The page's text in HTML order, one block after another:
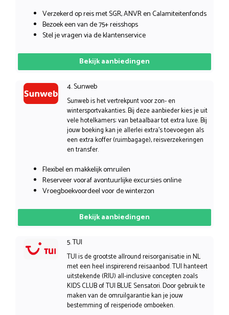
Verzekerd op reis met SGR, ANVR en Calamiteitenfonds
Bezoek een van de 75+ reisshops
Stel je vragen via de klantenservice
Bekijk aanbiedingen
4. Sunweb
Sunweb is het vertrekpunt voor zon- en
wintersportvakanties. Bij deze aanbieder kies je uit
vele hotelkamers: van betaalbaar tot extra luxe. Bij
jouw boeking kan je allerlei extra’s toevoegen als
een extra koffer (ruimbagage), reisverzekeringen
en transfer.
Flexibel en makkelijk omruilen
Reserveer vooraf avontuurlijke excursies online
Vroegboekvoordeel voor de winterzon
Bekijk aanbiedingen
5. TUI
TUI is de grootste allround reisorganisatie in NL
met een heel inspirerend reisaanbod. TUI hanteert
uitstekende (RIU) all-inclusive concepten zoals
KIDS CLUB of TUI BLUE Sensatori. Door gebruik te
maken van de omruilgarantie kan je jouw
bestemming of reisperiode omboeken.